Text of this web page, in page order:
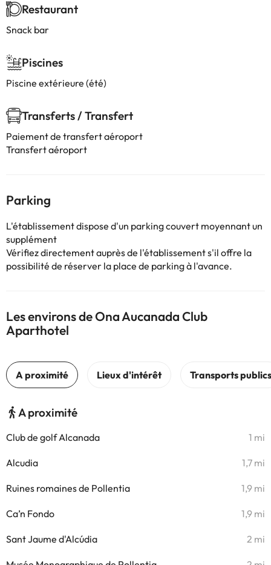
Restaurant
Snack bar
Piscines
Piscine extérieure (été)
Transferts / Transfert
Paiement de transfert aéroport
Transfert aéroport
Parking
L'établissement dispose d'un parking couvert moyennant un
supplément
Vérifiez directement auprès de l'établissement s'il offre la
possibilité de réserver la place de parking à l'avance.
Les environs de Ona Aucanada Club
Aparthotel
A proximité
Club de golf Alcanada 1 mi
Alcudia 1,7 mi
Ruines romaines de Pollentia 1,9 mi
Ca’n Fondo 1,9 mi
Sant Jaume d'Alcúdia 2 mi